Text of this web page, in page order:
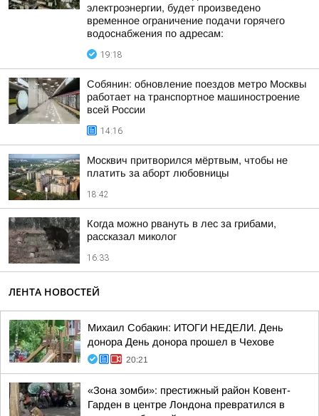
электроэнергии, будет произведено
временное ограничение подачи горячего
водоснабжения по адресам:
19:18
Собянин: обновление поездов метро Москвы
работает на транспортное машиностроение
всей России
14:16
Москвич притворился мёртвым, чтобы не
платить за аборт любовницы
18:42
Когда можно рвануть в лес за грибами,
рассказал миколог
16:33
ЛЕНТА НОВОСТЕЙ
Михаил Собакин: ИТОГИ НЕДЕЛИ. День
донора День донора прошел в Чехове
20:21
«Зона зомби»: престижный район Ковент-
Гарден в центре Лондона превратился в